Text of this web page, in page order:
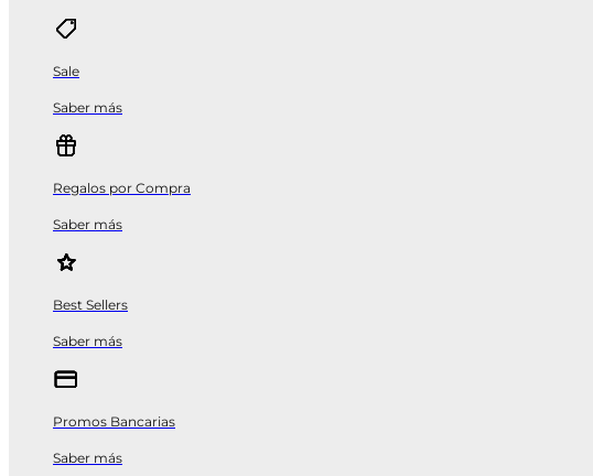
Sale
Saber más
Regalos por Compra
Saber más
Best Sellers
Saber más
Promos Bancarias
Saber más